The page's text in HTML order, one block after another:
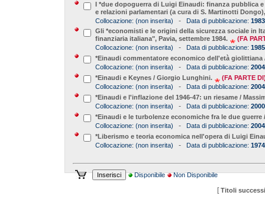
I *due dopoguerra di Luigi Einaudi: finanza pubblica
e relazioni parlamentari (a cura di S. Martinotti
Collocazione: (non inserita) - Data di pubblicazione: 1983
Gli *economisti e le origini della sicurezza sociale in
finanziaria italiana", Pavia, settembre 1984.
(FA
Collocazione: (non inserita) - Data di pubblicazione: 1985
*Einaudi commentatore economico dell'età giolittiana
Collocazione: (non inserita) - Data di pubblicazione: 2004
*Einaudi e Keynes / Giorgio Lunghini.
(FA PARTE
Collocazione: (non inserita) - Data di pubblicazione: 2004
*Einaudi e l'inflazione del 1946-47: un riesame /
Collocazione: (non inserita) - Data di pubblicazione: 2000
*Einaudi e le turbolenze economiche fra le due guerre
Collocazione: (non inserita) - Data di pubblicazione: 2004
*Liberismo e teoria economica nell'opera di Luigi
Collocazione: (non inserita) - Data di pubblicazione: 1974
Disponibile Non Disponibile
[Titoli